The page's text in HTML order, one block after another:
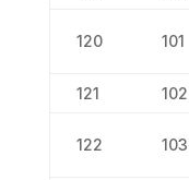
120 101
121 102
122 103